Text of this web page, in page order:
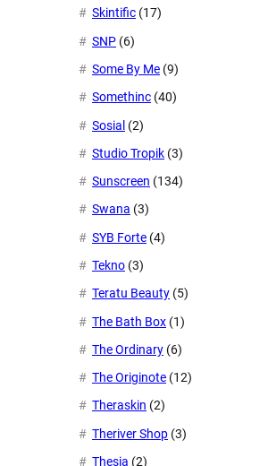
Skintific (17)
SNP (6)
Some By Me (9)
Somethinc (40)
Sosial (2)
Studio Tropik (3)
Sunscreen (134)
Swana (3)
SYB Forte (4)
Tekno (3)
Teratu Beauty (5)
The Bath Box (1)
The Ordinary (6)
The Originote (12)
Theraskin (2)
Theriver Shop (3)
Thesia (2)